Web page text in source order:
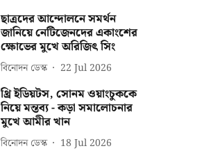
ছাত্রদের আন্দোলনে সমর্থন
জানিয়ে নেটিজেনদের একাংশের
ক্ষোভের মুখে অরিজিৎ সিং
বিনোদন ডেস্ক 22 Jul 2026
থ্রি ইডিয়টস, সোনম ওয়াংচুককে
নিয়ে মন্তব্য - কড়া সমালোচনার
মুখে আমীর খান
বিনোদন ডেস্ক 18 Jul 2026